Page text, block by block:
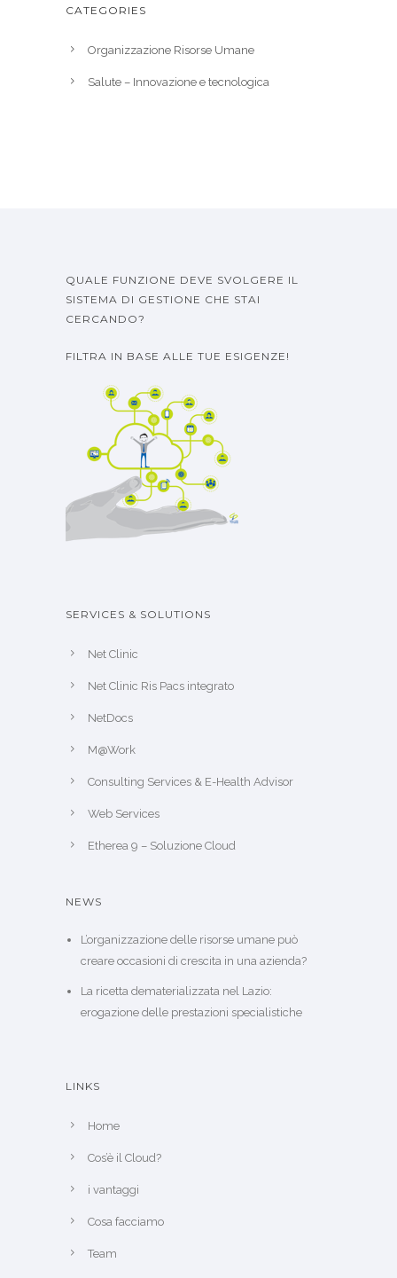
CATEGORIES
Organizzazione Risorse Umane
Salute – Innovazione e tecnologica
QUALE FUNZIONE DEVE SVOLGERE IL
SISTEMA DI GESTIONE CHE STAI
CERCANDO?
FILTRA IN BASE ALLE TUE ESIGENZE!
SERVICES & SOLUTIONS
Net Clinic
Net Clinic Ris Pacs integrato
NetDocs
M@Work
Consulting Services & E-Health Advisor
Web Services
Etherea 9 – Soluzione Cloud
NEWS
L’organizzazione delle risorse umane può
creare occasioni di crescita in una azienda?
La ricetta dematerializzata nel Lazio:
erogazione delle prestazioni specialistiche
LINKS
Home
Cos’è il Cloud?
i vantaggi
Cosa facciamo
Team